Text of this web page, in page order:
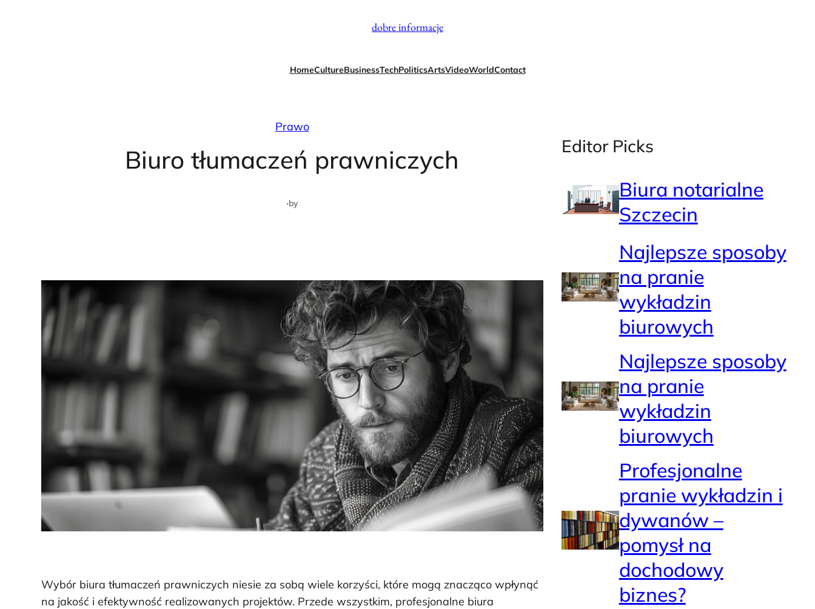
dobre informacje
HomeCultureBusinessTechPoliticsArtsVideoWorldContact
Prawo
Biuro tłumaczeń prawniczych
·by
Wybór biura tłumaczeń prawniczych niesie za sobą wiele korzyści, które mogą znacząco wpłynąć
na jakość i efektywność realizowanych projektów. Przede wszystkim, profesjonalne biura
Editor Picks
Biura notarialne
Szczecin
Najlepsze sposoby
na pranie
wykładzin
biurowych
Najlepsze sposoby
na pranie
wykładzin
biurowych
Profesjonalne
pranie wykładzin i
dywanów –
pomysł na
dochodowy
biznes?